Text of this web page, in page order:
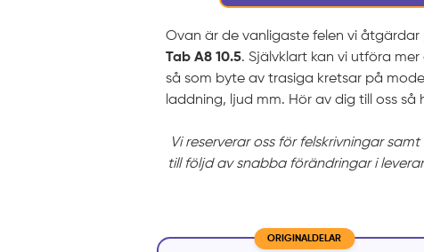
Ovan är de vanligaste felen vi åtgärdar
Tab A8 10.5. Självklart kan vi utföra
så som byte av trasiga kretsar på
laddning, ljud mm. Hör av dig till oss så
Vi reserverar oss för felskrivningar
till följd av snabba förändringar i
ORIGINALDELAR